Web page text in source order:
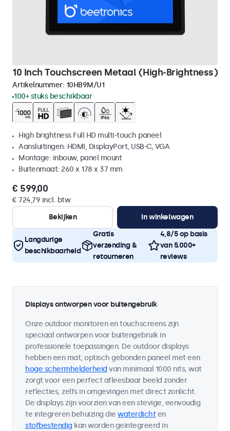
10 Inch Touchscreen Metaal (High-Brightness)
Artikelnummer: 10HB9M/U1
100+ stuks beschikbaar
High brightness Full HD multi-touch paneel
Aansluitingen: HDMI, DisplayPort, USB-C, VGA
Montage: inbouw, panel mount
Buitenmaat: 260 x 178 x 37 mm
€ 599,00
€ 724,79 incl. btw
Bekijken
In winkelwagen
Langdurige
beschikbaarheid
Gratis
verzending &
retourneren
4,8/5 op basis
van 5.000+
reviews
Displays ontworpen voor buitengebruik
Onze outdoor monitoren en touchscreens zijn
speciaal ontworpen voor buitengebruik in
professionele toepassingen. De outdoor displays
hebben een mat, optisch gebonden paneel met een
hoge schermhelderheid van minimaal 1000 nits, wat
zorgt voor een perfect afleesbaar beeld zonder
reflecties, zelfs in omgevingen met direct zonlicht.
De displays zijn voorzien van een stevige, eenvoudig
te integreren behuizing die waterdichten
stofbestendig kan worden geïntegreerd in